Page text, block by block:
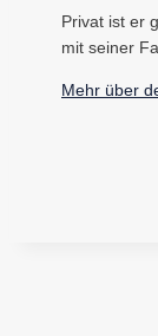
Privat ist er
mit seiner
Mehr über